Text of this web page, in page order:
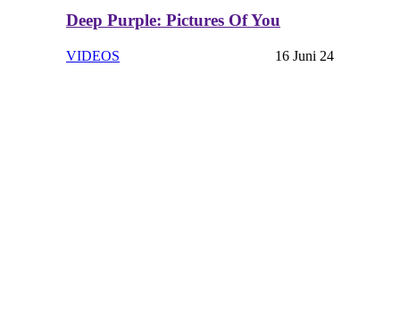
Deep Purple: Pictures Of You
VIDEOS 16 Juni 24